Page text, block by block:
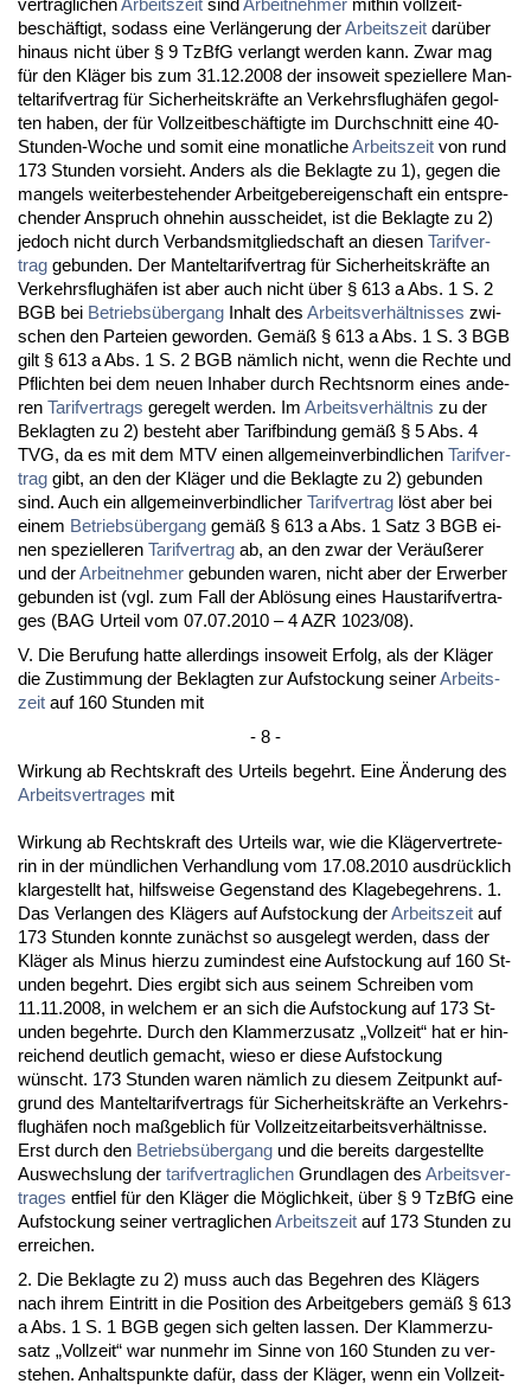
ver­trag­li­chenAr­beits­zeit sindAr­beit­neh­mer mit­hin voll­zeit­
beschäftigt, so­dass ei­ne Verlänge­rung derAr­beits­zeit darüber
hin­aus nicht über § 9 Tz­B­fG ver­langt wer­den kann. Zwar mag
für den Kläger bis zum 31.12.2008 der in­so­weit spe­zi­el­le­re Man­
tel­ta­rif­ver­trag für Si­cher­heits­kräfte an Ver­kehrs­flughäfen ge­gol­
ten ha­ben, der für Voll­zeit­beschäftig­te im Durch­schnitt ei­ne 40-
St­un­den-Wo­che und so­mit ei­ne mo­nat­li­cheAr­beits­zeit von rund
173 St­un­den vor­sieht. An­ders als die Be­klag­te zu 1), ge­gen die
man­gels wei­ter­be­ste­hen­der Ar­beit­ge­ber­ei­gen­schaft ein ent­spre­
chen­der An­spruch oh­ne­hin aus­schei­det, ist die Be­klag­te zu 2)
je­doch nicht durch Ver­bands­mit­glied­schaft an die­sen Ta­rif­ver­
trag ge­bun­den. Der Man­tel­ta­rif­ver­trag für Si­cher­heits­kräfte an
Ver­kehrs­flughäfen ist aber auch nicht über § 613 a Abs. 1 S. 2
BGB bei Be­triebsüber­gang In­halt des Ar­beits­verhält­nis­ses zwi­
schen den Par­tei­en ge­wor­den. Gemäß § 613 a Abs. 1 S. 3 BGB
gilt § 613 a Abs. 1 S. 2 BGB nämlich nicht, wenn die Rech­te und
Pflich­ten bei dem neu­en In­ha­ber durch Rechts­norm ei­nes an­de­
ren Ta­rif­ver­trags ge­re­gelt wer­den. Im Ar­beits­verhält­nis zu der
Be­klag­ten zu 2) be­steht aber Ta­rif­bin­dung gemäß § 5 Abs. 4
TVG, da es mit dem MTV ei­nen all­ge­mein­ver­bind­li­chen Ta­rif­ver­
trag gibt, an den der Kläger und die Be­klag­te zu 2) ge­bun­den
sind. Auch ein all­ge­mein­ver­bind­li­cher Ta­rif­ver­trag löst aber bei
ei­nem Be­triebsüber­gang gemäß § 613 a Abs. 1 Satz 3 BGB ei­
nen spe­zi­el­le­ren Ta­rif­ver­trag ab, an den zwar der Veräußerer
und derAr­beit­neh­mer ge­bun­den wa­ren, nicht aber der Er­wer­ber
ge­bun­den ist (vgl. zum Fall der Ablösung ei­nes Haus­ta­rif­ver­tra­
ges (BAG Ur­teil vom 07.07.2010 – 4 AZR 1023/08).
V. Die Be­ru­fung hat­te al­ler­dings in­so­weit Er­folg, als der Kläger
die Zu­stim­mung der Be­klag­ten zur Auf­sto­ckung sei­nerAr­beits­
zeit auf 160 St­un­den mit
- 8 -
Wir­kung ab Rechts­kraft des Ur­teils be­gehrt. Ei­ne Ände­rung des
Ar­beits­ver­tra­ges mit
Wir­kung ab Rechts­kraft des Ur­teils war, wie die Kläger­ver­tre­te­
rin in der münd­li­chen Ver­hand­lung vom 17.08.2010 aus­drück­lich
klar­ge­stellt hat, hilfs­wei­se Ge­gen­stand des Kla­ge­be­geh­rens. 1.
Das Ver­lan­gen des Klägers auf Auf­sto­ckung derAr­beits­zeit auf
173 St­un­den konn­te zunächst so aus­ge­legt wer­den, dass der
Kläger als Mi­nus hier­zu zu­min­dest ei­ne Auf­sto­ckung auf 160 St­
un­den be­gehrt. Dies er­gibt sich aus sei­nem Schrei­ben vom
11.11.2008, in wel­chem er an sich die Auf­sto­ckung auf 173 St­
un­den be­gehr­te. Durch den Klam­mer­zu­satz „Voll­zeit“ hat er hin­
rei­chend deut­lich ge­macht, wie­so er die­se Auf­sto­ckung
wünscht. 173 St­un­den wa­ren nämlich zu die­sem Zeit­punkt auf­
grund des Man­tel­ta­rif­ver­trags für Si­cher­heits­kräfte an Ver­kehrs­
flughäfen noch maßgeb­lich für Voll­zeit­zeit­ar­beits­verhält­nis­se.
Erst durch den Be­triebsüber­gang und die be­reits dar­ge­stell­te
Aus­wechs­lung der ta­rif­ver­trag­li­chen Grund­la­gen des Ar­beits­ver­
tra­ges ent­fiel für den Kläger die Möglich­keit, über § 9 Tz­B­fG ei­ne
Auf­sto­ckung sei­ner ver­trag­li­chenAr­beits­zeit auf 173 St­un­den zu
er­rei­chen.
2. Die Be­klag­te zu 2) muss auch das Be­geh­ren des Klägers
nach ih­rem Ein­tritt in die Po­si­ti­on des Ar­beit­ge­bers gemäß § 613
a Abs. 1 S. 1 BGB ge­gen sich gel­ten las­sen. Der Klam­mer­zu­
satz „Voll­zeit“ war nun­mehr im Sin­ne von 160 St­un­den zu ver­
ste­hen. An­halts­punk­te dafür, dass der Kläger, wenn ein Voll­zeit­